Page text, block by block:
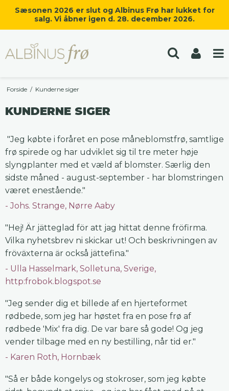
Sæsonen 2026 er slut og Albinus Frø har lukket for
salg. Vi åbner igen d. 28. december 2026.
Forside / Kunderne siger
KUNDERNE SIGER
"Jeg købte i foråret en pose måneblomstfrø, samtlige
frø spirede og har udviklet sig til tre meter høje
slyngplanter med et væld af blomster. Særlig den
sidste måned - august-september - har blomstringen
været enestående."
Johs. Strange, Nørre Aaby
"Hej! Är jätteglad för att jag hittat denne fröfirma.
Vilka nyhetsbrev ni skickar ut! Och beskrivningen av
fröväxterna är också jättefina."
Ulla Hasselmark, Solletuna, Sverige,
http:frobok.blogspot.se
"Jeg sender dig et billede af en hjerteformet
rødbede, som jeg har høstet fra en pose frø af
rødbede 'Mix' fra dig. De var bare så gode! Og jeg
vender tilbage med en ny bestilling, når tid er."
Karen Roth, Hornbæk
"Så er både kongelys og stokroser, som jeg købte